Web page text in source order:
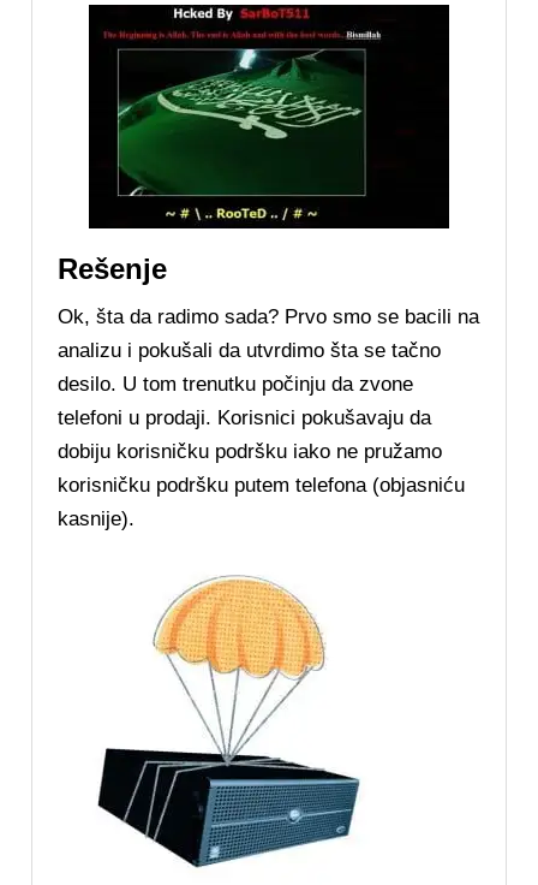
Rešenje
Ok, šta da radimo sada? Prvo smo se bacili na
analizu i pokušali da utvrdimo šta se tačno
desilo. U tom trenutku počinju da zvone
telefoni u prodaji. Korisnici pokušavaju da
dobiju korisničku podršku iako ne pružamo
korisničku podršku putem telefona (objasniću
kasnije).